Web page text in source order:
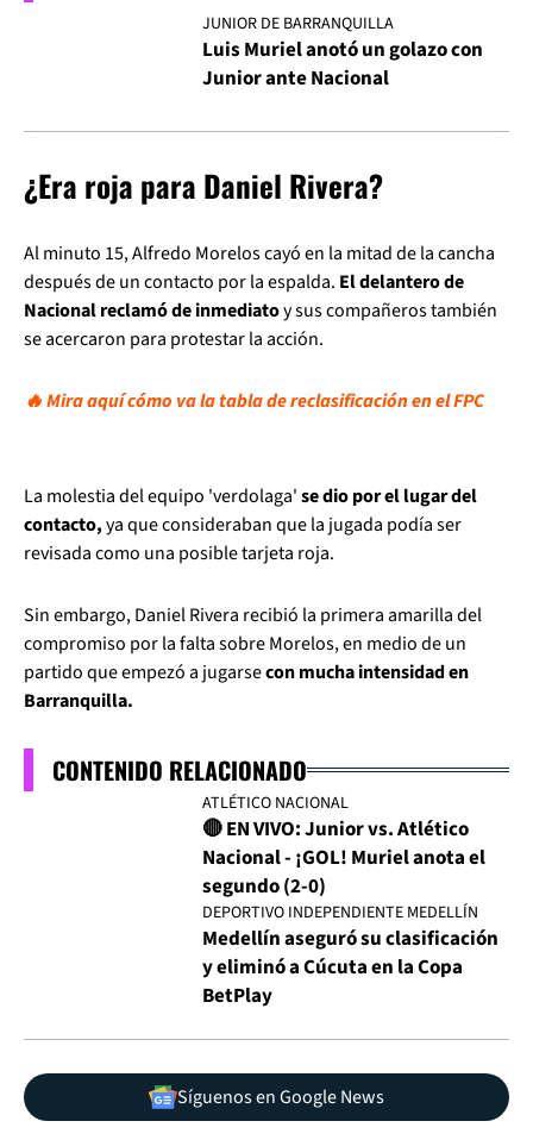
JUNIOR DE BARRANQUILLA
Luis Muriel anotó un golazo con
Junior ante Nacional
¿Era roja para Daniel Rivera?
Al minuto 15, Alfredo Morelos cayó en la mitad de la cancha
después de un contacto por la espalda. El delantero de
Nacional reclamó de inmediatoy sus compañeros también
se acercaron para protestar la acción.
🔥 Mira aquí cómo va la tabla de reclasificación en el FPC
La molestia del equipo 'verdolaga'se dio por el lugar del
contacto,ya que consideraban que la jugada podía ser
revisada como una posible tarjeta roja.
Sin embargo, Daniel Rivera recibió la primera amarilla del
compromiso por la falta sobre Morelos, en medio de un
partido que empezó a jugarsecon mucha intensidad en
Barranquilla.
CONTENIDO RELACIONADO
ATLÉTICO NACIONAL
🔴 EN VIVO: Junior vs. Atlético
Nacional - ¡GOL! Muriel anota el
segundo (2-0)
DEPORTIVO INDEPENDIENTE MEDELLÍN
Medellín aseguró su clasificación
y eliminó a Cúcuta en la Copa
BetPlay
Síguenos en Google News